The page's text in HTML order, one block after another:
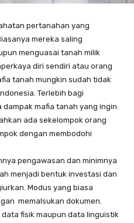
pertanahan yang
mereka saling
menguasai tanah milik
diri sendiri atau orang
tanah mungkin sudah tidak
Terlebih bagi
mafia tanah yang ingin
ada sekelompok orang
dengan membodohi
pengawasan dan minimnya
menjadi bentuk investasi dan
Modus yang biasa
memalsukan dokumen.
fisik maupun data linguistik